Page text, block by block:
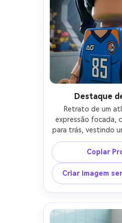
Destaque
Retrato de um
expressão focada,
para trás, vestindo
desempenho com
faixa de suor,
construído em
forte e névoa sutil,
de alto contraste,
esculpidos afiados,
com ombros
ousadas da
Copiar
Criar imagem